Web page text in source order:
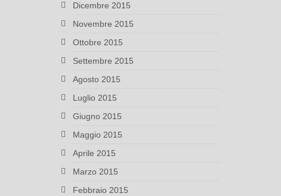
Dicembre 2015
Novembre 2015
Ottobre 2015
Settembre 2015
Agosto 2015
Luglio 2015
Giugno 2015
Maggio 2015
Aprile 2015
Marzo 2015
Febbraio 2015